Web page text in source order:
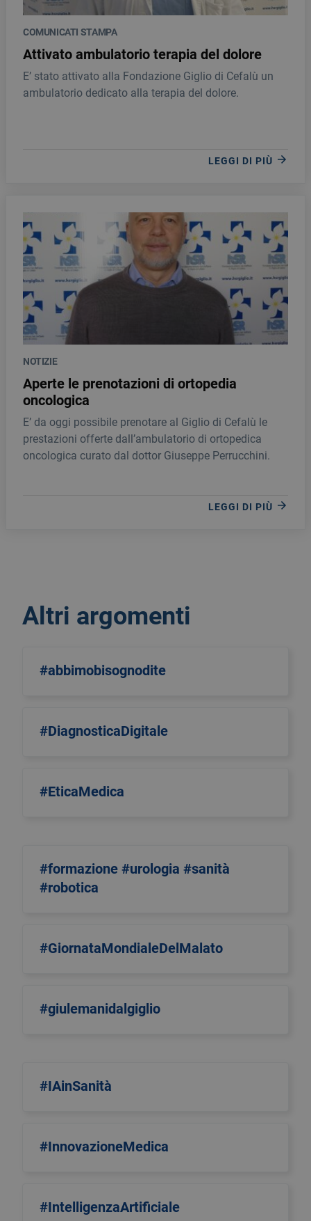
COMUNICATI STAMPA
Attivato ambulatorio terapia del dolore
E’ stato attivato alla Fondazione Giglio di Cefalù un
ambulatorio dedicato alla terapia del dolore.
LEGGI DI PIÙ
NOTIZIE
Aperte le prenotazioni di ortopedia
oncologica
E’ da oggi possibile prenotare al Giglio di Cefalù le
prestazioni offerte dall’ambulatorio di ortopedica
oncologica curato dal dottor Giuseppe Perrucchini.
LEGGI DI PIÙ
Altri argomenti
#abbimobisognodite
#DiagnosticaDigitale
#EticaMedica
#formazione #urologia #sanità
#robotica
#GiornataMondialeDelMalato
#giulemanidalgiglio
#IAinSanità
#InnovazioneMedica
#IntelligenzaArtificiale